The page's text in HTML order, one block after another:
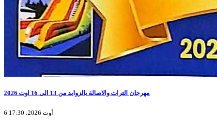
مهرجان التراث والاصالة بالزوايد من 13 الى 16 اوت 2026
6 أوت 2026، 17:30